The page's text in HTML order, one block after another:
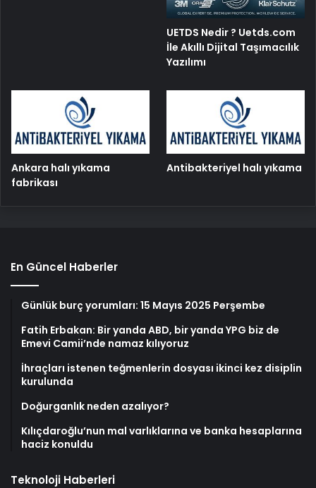
UETDS Nedir ? Uetds.com
İle Akıllı Dijital Taşımacılık
Yazılımı
Ankara halı yıkama
fabrikası
Antibakteriyel halı yıkama
En Güncel Haberler
Günlük burç yorumları: 15 Mayıs 2025 Perşembe
Fatih Erbakan: Bir yanda ABD, bir yanda YPG biz de
Emevi Camii’nde namaz kılıyoruz
İhraçları istenen teğmenlerin dosyası ikinci kez disiplin
kurulunda
Doğurganlık neden azalıyor?
Kılıçdaroğlu’nun mal varlıklarına ve banka hesaplarına
haciz konuldu
Teknoloji Haberleri